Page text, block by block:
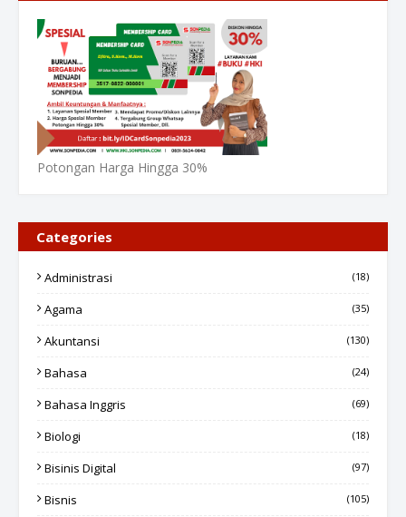
Potongan Harga Hingga 30%
Categories
Administrasi (18)
Agama (35)
Akuntansi (130)
Bahasa (24)
Bahasa Inggris (69)
Biologi (18)
Bisinis Digital (97)
Bisnis (105)